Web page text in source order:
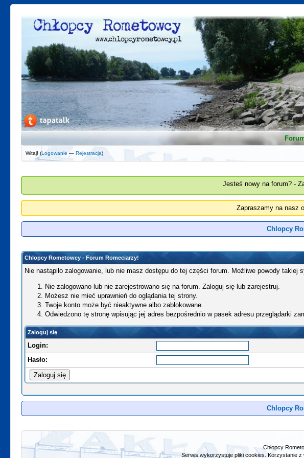
Witaj! (Logowanie —Rejestracja)
Jesteś nowy na forum? -
Zapraszamy na nasz
Chlopcy
Chlopcy Rometowcy - Forum Romeciarzy!
Nie nastąpiło zalogowanie, lub nie masz dostępu do tej części forum. Możliwe powody takiej
Nie zalogowano lub nie zarejestrowano się na forum. Zaloguj się lub zarejestruj.
Możesz nie mieć uprawnień do oglądania tej strony.
Twoje konto może być nieaktywne albo zablokowane.
Odwiedzono tę stronę wpisując jej adres bezpośrednio w pasek adresu przeglądarki
Zaloguj się
Login:
Hasło:
Chlopcy
Chłopcy
Serwis wykorzystuje pliki cookies. Korzystanie